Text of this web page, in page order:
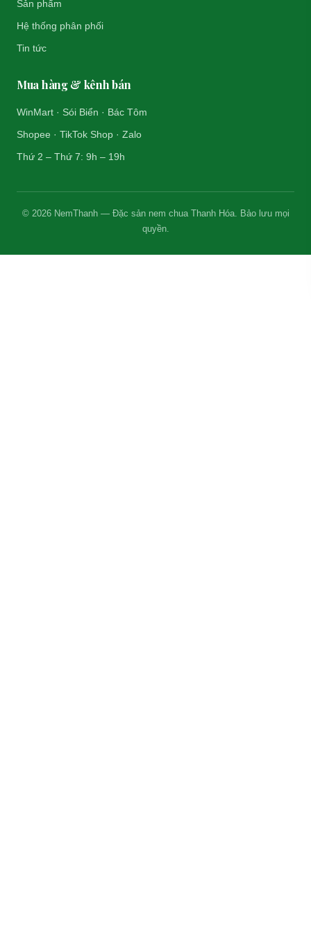
Sản phẩm
Hệ thống phân phối
Tin tức
Mua hàng & kênh bán
WinMart · Sói Biển · Bác Tôm
Shopee · TikTok Shop · Zalo
Thứ 2 – Thứ 7: 9h – 19h
© 2026 NemThanh — Đặc sản nem chua Thanh Hóa. Bảo lưu mọi
quyền.